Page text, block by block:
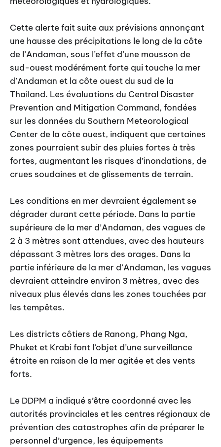
Cette alerte fait suite aux prévisions annonçant
une hausse des précipitations le long de la côte
de l’Andaman, sous l’effet d’une mousson de
sud-ouest modérément forte qui touche la mer
d’Andaman et la côte ouest du sud de la
Thailand. Les évaluations du Central Disaster
Prevention and Mitigation Command, fondées
sur les données du Southern Meteorological
Center de la côte ouest, indiquent que certaines
zones pourraient subir des pluies fortes à très
fortes, augmentant les risques d’inondations, de
crues soudaines et de glissements de terrain.
Les conditions en mer devraient également se
dégrader durant cette période. Dans la partie
supérieure de la mer d’Andaman, des vagues de
2 à 3 mètres sont attendues, avec des hauteurs
dépassant 3 mètres lors des orages. Dans la
partie inférieure de la mer d’Andaman, les vagues
devraient atteindre environ 3 mètres, avec des
niveaux plus élevés dans les zones touchées par
les tempêtes.
Les districts côtiers de Ranong, Phang Nga,
Phuket et Krabi font l’objet d’une surveillance
étroite en raison de la mer agitée et des vents
forts.
Le DDPM a indiqué s’être coordonné avec les
autorités provinciales et les centres régionaux de
prévention des catastrophes afin de préparer le
personnel d’urgence, les équipements